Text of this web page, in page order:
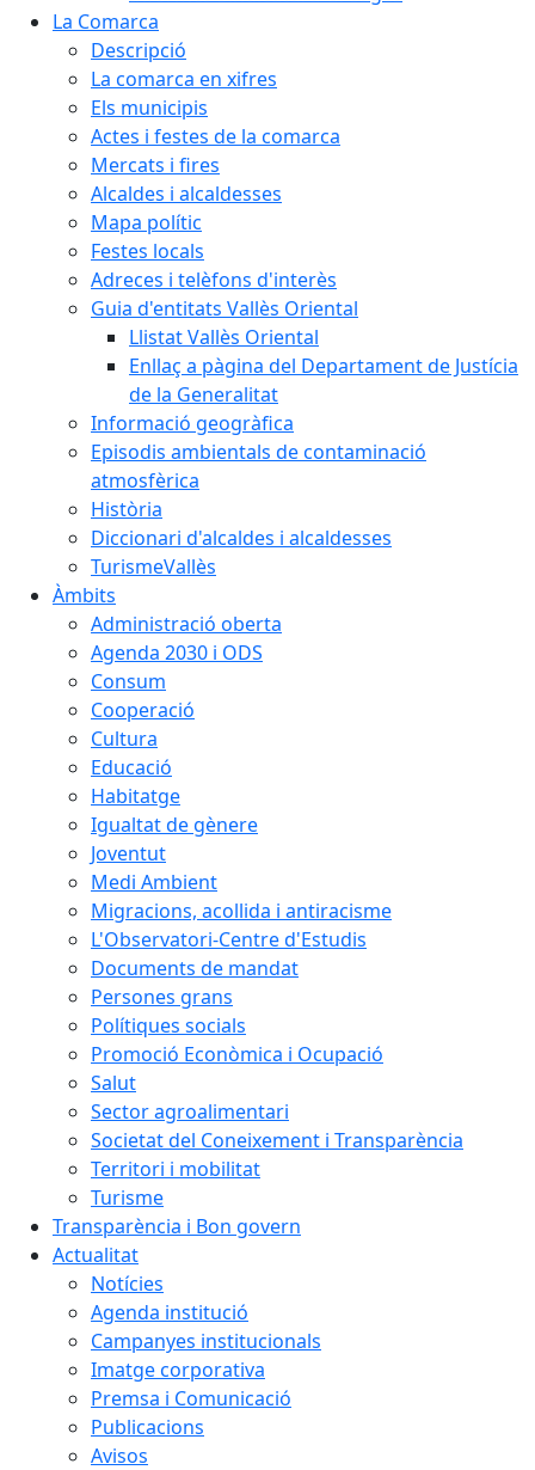
La Comarca
Descripció
La comarca en xifres
Els municipis
Actes i festes de la comarca
Mercats i fires
Alcaldes i alcaldesses
Mapa polític
Festes locals
Adreces i telèfons d'interès
Guia d'entitats Vallès Oriental
Llistat Vallès Oriental
Enllaç a pàgina del Departament de Justícia
de la Generalitat
Informació geogràfica
Episodis ambientals de contaminació
atmosfèrica
Història
Diccionari d'alcaldes i alcaldesses
TurismeVallès
Àmbits
Administració oberta
Agenda 2030 i ODS
Consum
Cooperació
Cultura
Educació
Habitatge
Igualtat de gènere
Joventut
Medi Ambient
Migracions, acollida i antiracisme
L'Observatori-Centre d'Estudis
Documents de mandat
Persones grans
Polítiques socials
Promoció Econòmica i Ocupació
Salut
Sector agroalimentari
Societat del Coneixement i Transparència
Territori i mobilitat
Turisme
Transparència i Bon govern
Actualitat
Notícies
Agenda institució
Campanyes institucionals
Imatge corporativa
Premsa i Comunicació
Publicacions
Avisos